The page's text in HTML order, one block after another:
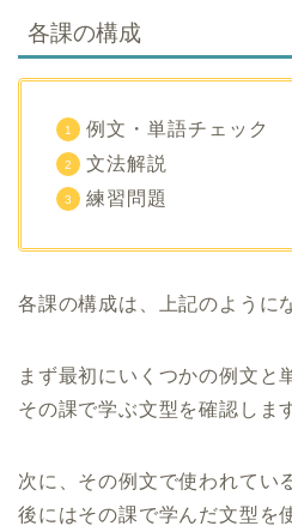
各課の構成
例文・単語チェック
文法解説
練習問題
各課の構成は、上記のように
まず最初にいくつかの例文と
その課で学ぶ文型を確認しま
次に、その例文で使われてい
後にはその課で学んだ文型を